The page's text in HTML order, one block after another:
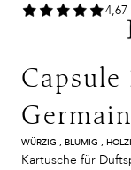
4,67
Germain
WÜRZIG , BLUMIG ,
Kartusche für